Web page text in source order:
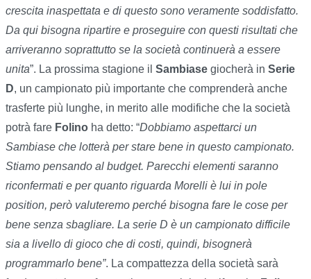
crescita inaspettata e di questo sono veramente soddisfatto.
Da qui bisogna ripartire e proseguire con questi risultati che
arriveranno soprattutto se la società continuerà a essere
unita”. La prossima stagione il Sambiase giocherà in Serie
D, un campionato più importante che comprenderà anche
trasferte più lunghe, in merito alle modifiche che la società
potrà fare Folino ha detto: “Dobbiamo aspettarci un
Sambiase che lotterà per stare bene in questo campionato.
Stiamo pensando al budget. Parecchi elementi saranno
riconfermati e per quanto riguarda Morelli è lui in pole
position, però valuteremo perché bisogna fare le cose per
bene senza sbagliare. La serie D è un campionato difficile
sia a livello di gioco che di costi, quindi, bisognerà
programmarlo bene”. La compattezza della società sarà